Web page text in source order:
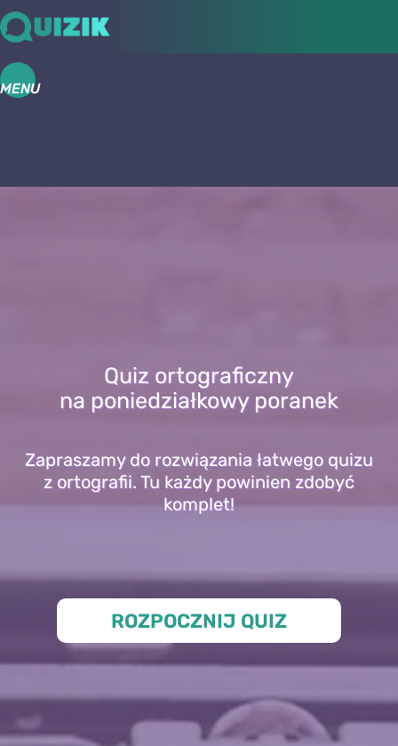
MENU
Quiz ortograficzny
na poniedziałkowy poranek
Zapraszamy do rozwiązania łatwego quizu
z ortografii. Tu każdy powinien zdobyć
komplet!
ROZPOCZNIJ QUIZ